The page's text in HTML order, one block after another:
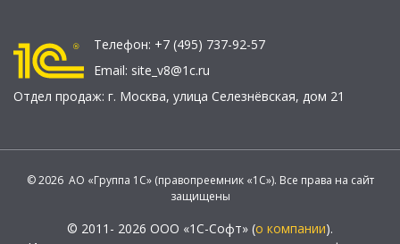
Телефон: +7 (495) 737-92-57
Email: site_v8@1c.ru
Отдел продаж: г. Москва, улица Селезнёвская, дом 21
© 2026 АО «Группа 1С» (правопреемник «1С»). Все права на сайт
защищены
© 2011- 2026 ООО «1С-Софт» (о компании).